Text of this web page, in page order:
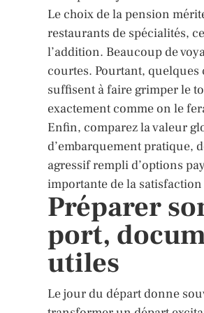
Le choix de la pension
restaurants de spécialités,
l’addition. Beaucoup de
courtes. Pourtant,
suffisent à faire grimper le
exactement comme on le
Enfin, comparez la valeur
d’embarquement pratique,
agressif rempli d’options
importante de la
Préparer
port,
utiles
Le jour du départ donne